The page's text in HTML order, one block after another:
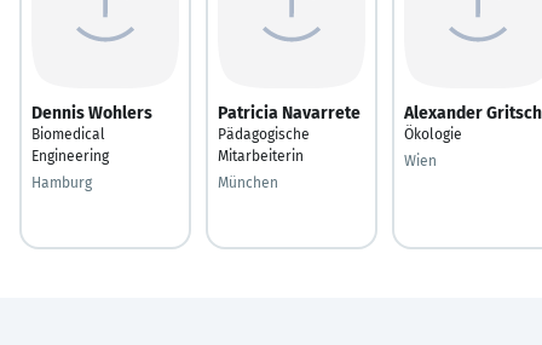
Dennis Wohlers
Biomedical
Engineering
Hamburg
Patricia Navarrete
Pädagogische
Mitarbeiterin
München
Alexander Gritsch
Ökologie
Wien